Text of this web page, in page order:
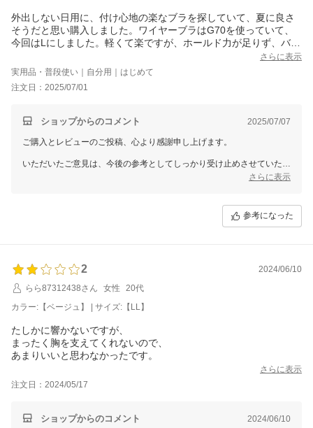
外出しない日用に、付け心地の楽なブラを探していて、夏に良さ
そうだと思い購入しました。ワイヤーブラはG70を使っていて、
今回はLにしました。軽くて楽ですが、ホールド力が足りず、バス
トが下がってしまうので、寝るときだけにします。カップ的にはL
Lなのかも知れませんが、もっとユルくなりそうな気がしますが。
私には合わなかったようです。
さらに表示
実用品・普段使い｜自分用｜はじめて
注文日：2025/07/01
ショップからのコメント 2025/07/07
ご購入とレビューのご投稿、心より感謝申し上げます。
いただいたご意見は、今後の参考としてしっかり受け止めさせていただ
今後も、より良い商品・サービスをご提供できるよう努めてまいりま
またのご来店を心よりお待ちしております。
三恵 山本 真由
さらに表示
参考になった
2
2024/06/10
らら87312438さん
女性
20代
カラー:【ベージュ】 | サイズ:【LL】
たしかに響かないですが、
まったく胸を支えてくれないので、
あまりいいと思わなかったです。
さらに表示
注文日：2024/05/17
ショップからのコメント 2024/06/10